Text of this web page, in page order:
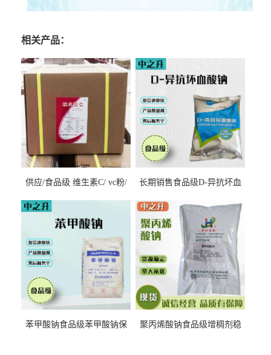
相关产品：
供应/食品级 维生素C/ vc粉/
长期销售食品级D-异抗坏血
苯甲酸钠食品级苯甲酸钠保
聚丙烯酸钠食品级增稠剂稳